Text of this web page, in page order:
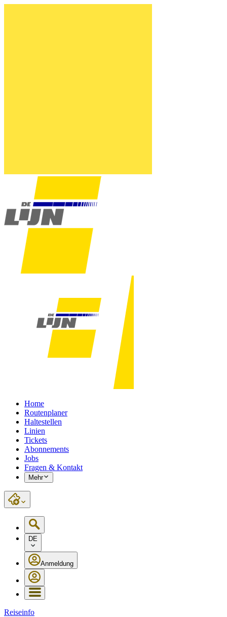
Home
Routenplaner
Haltestellen
Linien
Tickets
Abonnements
Jobs
Fragen & Kontakt
Mehr
DE
Anmeldung
Reiseinfo